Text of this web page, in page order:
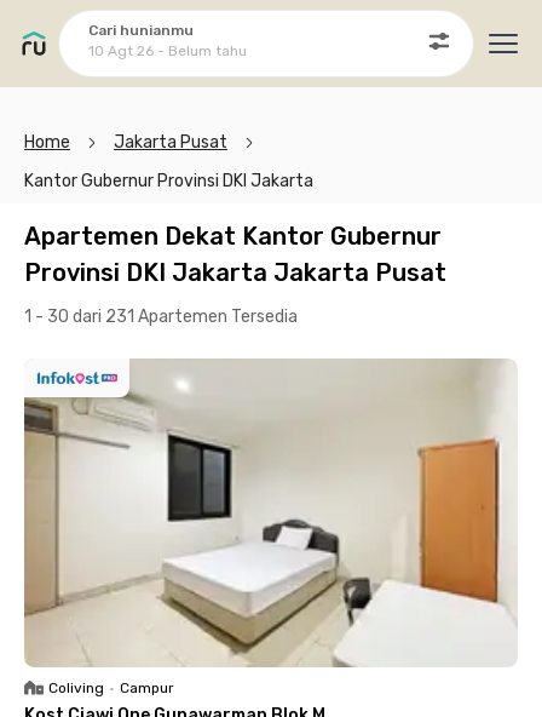
Cari hunianmu
10 Agt 26 - Belum tahu
Home
Jakarta Pusat
Kantor Gubernur Provinsi DKI Jakarta
Apartemen Dekat Kantor Gubernur
Provinsi DKI Jakarta Jakarta Pusat
1 - 30 dari 231 Apartemen Tersedia
Coliving • Campur